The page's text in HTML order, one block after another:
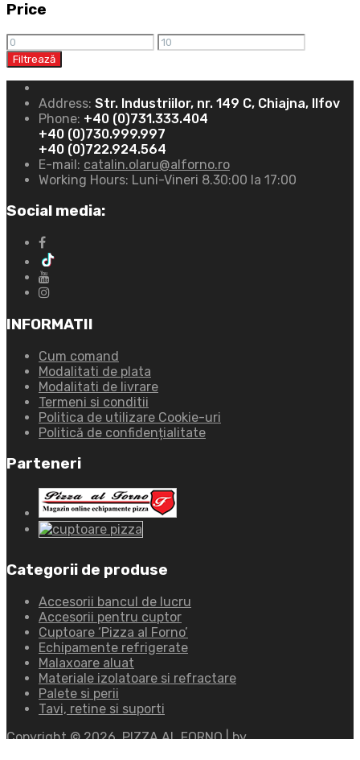
Price
Filtrează
Address: Str. Industriilor, nr. 149 C, Chiajna, Ilfov
Phone: +40 (0)731.333.404
+40 (0)730.999.997
+40 (0)722.924.564
E-mail: catalin.olaru@alforno.ro
Working Hours: Luni-Vineri 8.30:00 la 17:00
Social media:
INFORMATII
Cum comand
Modalitati de plata
Modalitati de livrare
Termeni si conditii
Politica de utilizare Cookie-uri
Politică de confidențialitate
Parteneri
Categorii de produse
Accesorii bancul de lucru
Accesorii pentru cuptor
Cuptoare ‘Pizza al Forno’
Echipamente refrigerate
Malaxoare aluat
Materiale izolatoare si refractare
Palete si perii
Tavi, retine si suporti
Copyright ©2026 PIZZA AL FORNO | by